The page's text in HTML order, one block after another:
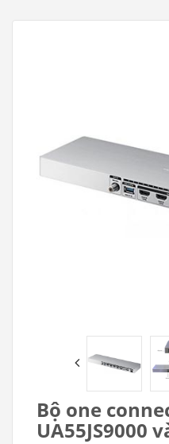
Bộ one
UA55JS9000